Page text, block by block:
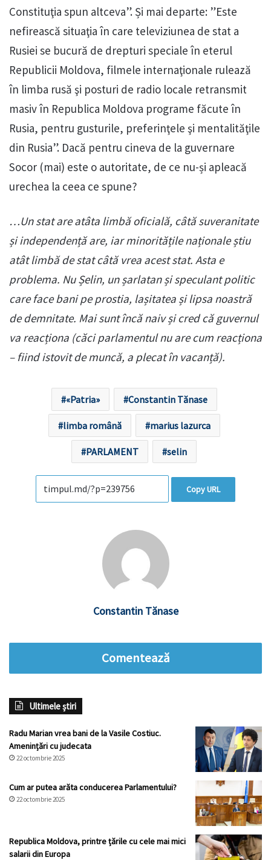
Constituţia spun altceva”. Și mai departe: ”Este
nefirească situaţia în care televiziunea de stat a
Rusiei se bucură de drepturi speciale în eterul
Republicii Moldova, filmele internaţionale rulează
în limba rusă şi posturi de radio locale retransmit
masiv în Republica Moldova programe făcute în
Rusia, pentru gusturile, preferinţele şi mentalităţile
din Rusia”. Dacă pentru cineva de la guvernare
Socor (mai) este o autoritate, de ce nu-și apleacă
urechea la ceea ce spune?
…Un stat are atâta limbă oficială, câtă suveranitate
și independență are, iar minoritățile naționale știu
atât limbă de stat câtă vrea acest stat. Asta e
problema. Nu Șelin, un șarlatan și speculant politic
care face bani pe prostia, lașitatea și lipsa noastră
de demnitate. Mai sunt încă naiv și cred că guvernul
va reacționa (căci parlamentul nu are cum reacționa
– fiind istovit de muncă, a plecat în vacanță).
«Patria» Constantin Tănase
limba română marius lazurca
PARLAMENT selin
Copy URL
Constantin Tănase
Comentează
Ultimele știri
Radu Marian vrea bani de la Vasile Costiuc.
Amenințări cu judecata
22 octombrie 2025
Cum ar putea arăta conducerea Parlamentului?
22 octombrie 2025
Republica Moldova, printre țările cu cele mai mici
salarii din Europa